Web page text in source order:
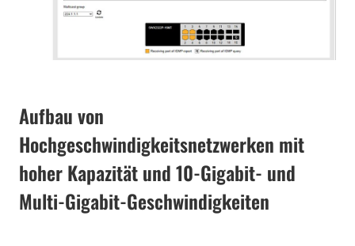
Aufbau von
Hochgeschwindigkeitsnetzwerken mit
hoher Kapazität und 10-Gigabit- und
Multi-Gigabit-Geschwindigkeiten